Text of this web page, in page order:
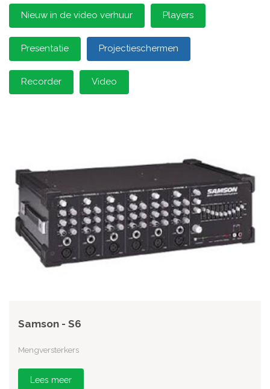
Nieuw in de video verhuur Players
Presentatie Projectieschermen
Recorder Video
Samson - S6
Mengversterkers
Lees meer